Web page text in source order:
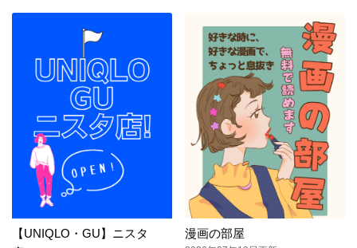
【UNIQLO・GU】ニスタ
漫画の部屋